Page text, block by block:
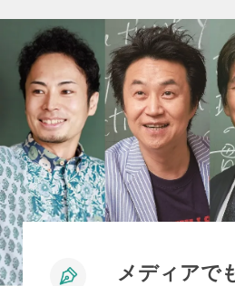
東海
関西
中国 山
九州
メディアで